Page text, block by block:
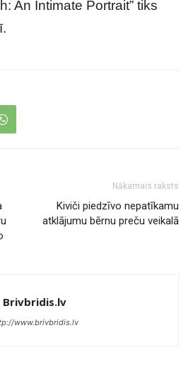
An Intimate Portrait” tiks
Nākamais raksts
Kiviči piedzīvo nepatīkamu
atklājumu bērnu preču veikalā
Brivbridis.lv
www.brivbridis.lv